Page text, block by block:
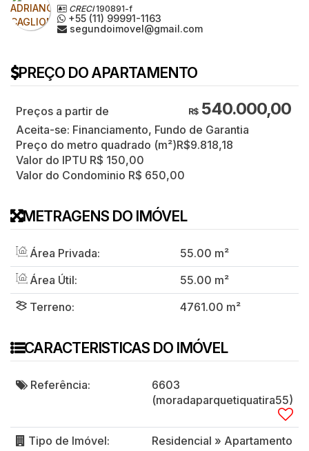
CRECI190891-f
+55 (11) 99991-1163
segundoimovel@gmail.com
PREÇO DO APARTAMENTO
R$540.000,00
Aceita-se: Financiamento, Fundo de Garantia
Preço do metro quadrado (m²)R$9.818,18
Valor do IPTU R$ 150,00
Valor do Condominio R$ 650,00
METRAGENS DO IMÓVEL
Área Privada: 55.00 m²
Área Útil:
55.00 m²
Terreno:
4761.00 m²
CARACTERISTICAS DO IMÓVEL
Referência:
6603
(moradaparquetiquatira55)
Tipo de Imóvel: Residencial » Apartamento